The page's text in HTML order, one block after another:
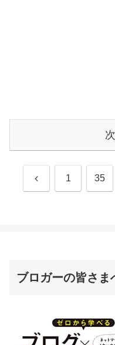
前 1 35
ブロガーの皆さま